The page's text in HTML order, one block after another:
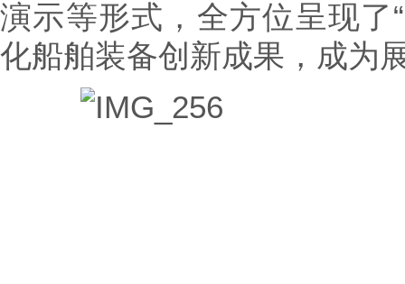
演示等形式，全方位呈现了
化船舶装备创新成果，成为